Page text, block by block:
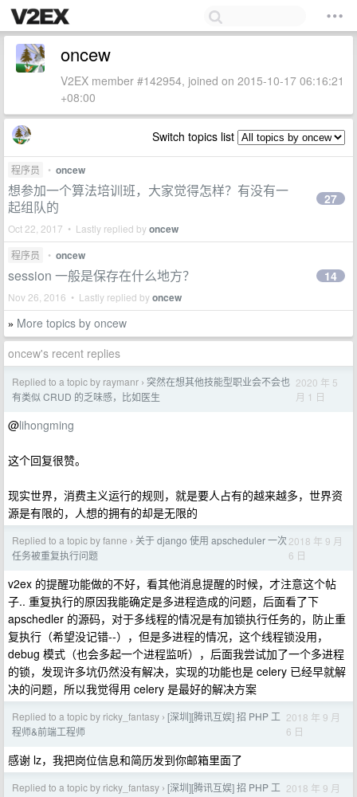
oncew
V2EX member #142954, joined on 2015-10-17 06:16:21
+08:00
Switch topics list
程序员 • oncew
想参加一个算法培训班，大家觉得怎样？有没有一
起组队的
Oct 22, 2017 • Lastly replied byoncew
27
程序员 • oncew
session 一般是保存在什么地方？
Nov 26, 2016 • Lastly replied byoncew
14
» More topics by oncew
oncew's recent replies
Replied to a topic by raymanr › 突然在想其他技能型职业会不会也
有类似 CRUD 的乏味感，比如医生
2020 年 5
月 1 日
@lihongming
这个回复很赞。
现实世界，消费主义运行的规则，就是要人占有的越来越多，世界资
源是有限的，人想的拥有的却是无限的
Replied to a topic by fanne › 关于 django 使用 apscheduler 一次
任务被重复执行问题
2018 年 9 月
6 日
v2ex 的提醒功能做的不好，看其他消息提醒的时候，才注意这个帖
子.. 重复执行的原因我能确定是多进程造成的问题，后面看了下
apschedler 的源码，对于多线程的情况是有加锁执行任务的，防止重
复执行（希望没记错--），但是多进程的情况，这个线程锁没用，
debug 模式（也会多起一个进程监听），后面我尝试加了一个多进程
的锁，发现许多坑仍然没有解决，实现的功能也是 celery 已经早就解
决的问题，所以我觉得用 celery 是最好的解决方案
Replied to a topic by ricky_fantasy › [深圳][腾讯互娱] 招 PHP 工
程师&前端工程师
2018 年 9 月
6 日
感谢 lz，我把岗位信息和简历发到你邮箱里面了
Replied to a topic by ricky_fantasy › [深圳][腾讯互娱] 招 PHP 工 2018 年 9 月